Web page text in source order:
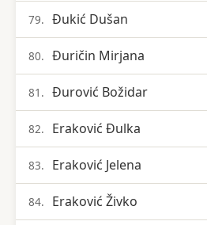
79. Đukić Dušan
80. Đuričin Mirjana
81. Đurović Božidar
82. Eraković Đulka
83. Eraković Jelena
84. Eraković Živko